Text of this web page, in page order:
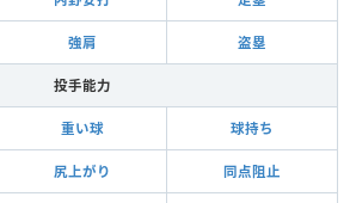
強肩 盗塁
投手能力
重い球 球持ち
尻上がり 同点阻止